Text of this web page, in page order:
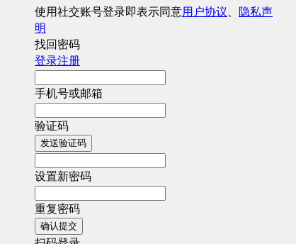
使用社交账号登录即表示同意用户协议、 隐私声
明
找回密码
登录注册
手机号或邮箱
验证码
发送验证码
设置新密码
重复密码
确认提交